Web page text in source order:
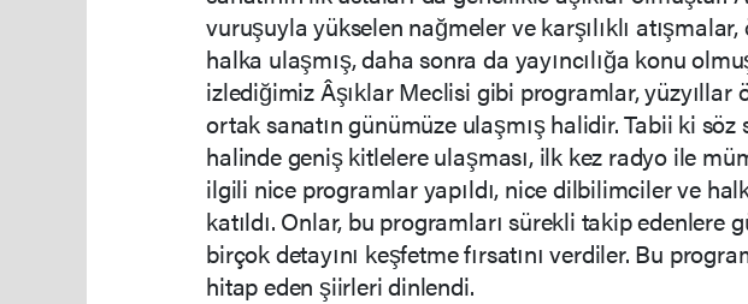
vuruşuyla yükselen nağmeler ve karşılıklı
halka ulaşmış, daha sonra da yayıncılığa konu
izlediğimiz Âşıklar Meclisi gibi programlar, yüzyıllar
ortak sanatın günümüze ulaşmış halidir. Tabii ki söz
halinde geniş kitlelere ulaşması, ilk kez radyo ile
ilgili nice programlar yapıldı, nice dilbilimciler ve
katıldı. Onlar, bu programları sürekli takip edenlere
birçok detayını keşfetme fırsatını verdiler. Bu
hitap eden şiirleri dinlendi.